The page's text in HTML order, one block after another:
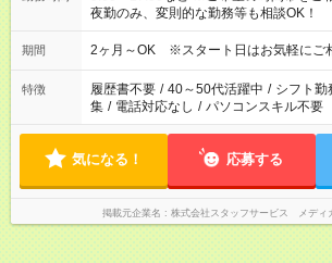
夜勤のみ、変則的な勤務等も相談OK！
期間 2ヶ月～OK ※スタート日はお気軽にご
特徴 履歴書不要 / 40～50代活躍中 / シフト勤
集 / 電話対応なし / パソコンスキル不要
気になる！ 応募する
掲載元企業名 株式会社スタッフサービス メディ